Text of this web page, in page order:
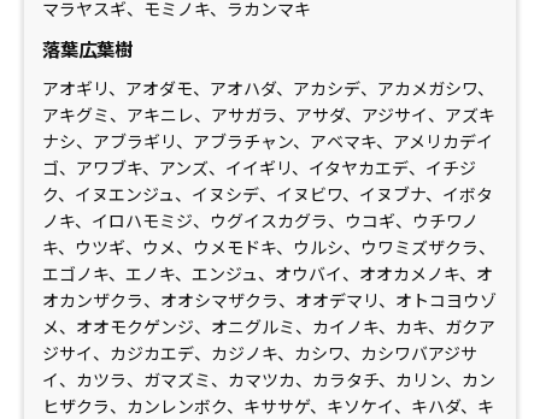
マラヤスギ、モミノキ、ラカンマキ
落葉広葉樹
アオギリ、アオダモ、アオハダ、アカシデ、アカメガシワ、
アキグミ、アキニレ、アサガラ、アサダ、アジサイ、アズキ
ナシ、アブラギリ、アブラチャン、アベマキ、アメリカデイ
ゴ、アワブキ、アンズ、イイギリ、イタヤカエデ、イチジ
ク、イヌエンジュ、イヌシデ、イヌビワ、イヌブナ、イボタ
ノキ、イロハモミジ、ウグイスカグラ、ウコギ、ウチワノ
キ、ウツギ、ウメ、ウメモドキ、ウルシ、ウワミズザクラ、
エゴノキ、エノキ、エンジュ、オウバイ、オオカメノキ、オ
オカンザクラ、オオシマザクラ、オオデマリ、オトコヨウゾ
メ、オオモクゲンジ、オニグルミ、カイノキ、カキ、ガクア
ジサイ、カジカエデ、カジノキ、カシワ、カシワバアジサ
イ、カツラ、ガマズミ、カマツカ、カラタチ、カリン、カン
ヒザクラ、カンレンボク、キササゲ、キソケイ、キハダ、キ